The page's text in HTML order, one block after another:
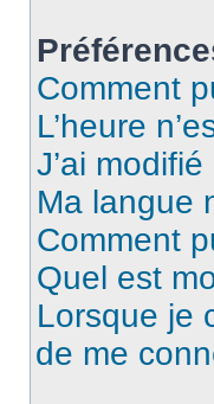
Comment
L’heure
J’ai
Ma langue
Comment
Quel est
Lorsque je
de me